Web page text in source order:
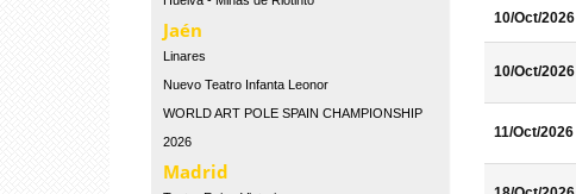
Jaén
Linares
Nuevo Teatro Infanta Leonor
WORLD ART POLE SPAIN CHAMPIONSHIP
2026
Madrid
10/Oct/2026
10/Oct/2026
11/Oct/2026